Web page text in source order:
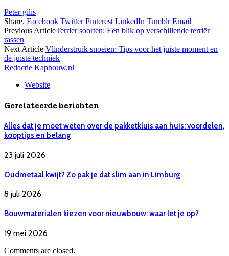
Peter gilis
Share. Facebook Twitter Pinterest LinkedIn Tumblr Email
Previous ArticleTerrier soorten: Een blik op verschillende terriër
rassen
Next Article Vlinderstruik snoeien: Tips voor het juiste moment en
de juiste techniek
Redactie Kapbouw.nl
Website
Gerelateerde berichten
Alles dat je moet weten over de pakketkluis aan huis: voordelen,
kooptips en belang
23 juli 2026
Oudmetaal kwijt? Zo pak je dat slim aan in Limburg
8 juli 2026
Bouwmaterialen kiezen voor nieuwbouw: waar let je op?
19 mei 2026
Comments are closed.